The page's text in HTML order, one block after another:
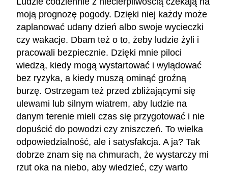
moją prognozę pogody. Dzięki niej każdy może
zaplanować udany dzień albo swoje wycieczki
czy wakacje. Dbam też o to, żeby ludzie żyli i
pracowali bezpiecznie. Dzięki mnie piloci
wiedzą, kiedy mogą wystartować i wylądować
bez ryzyka, a kiedy muszą ominąć groźną
burzę. Ostrzegam też przed zbliżającymi się
ulewami lub silnym wiatrem, aby ludzie na
danym terenie mieli czas się przygotować i nie
dopuścić do powodzi czy zniszczeń. To wielka
odpowiedzialność, ale i satysfakcja. A ja? Tak
dobrze znam się na chmurach, że wystarczy mi
rzut oka na niebo, aby wiedzieć, czy warto